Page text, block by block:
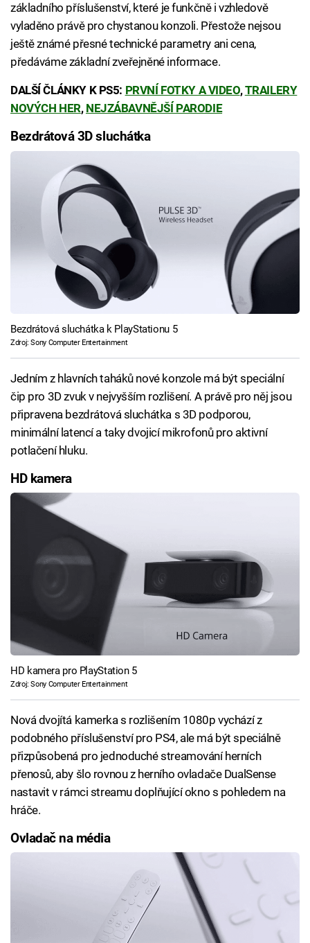
základního příslušenství, které je funkčně i vzhledově
vyladěno právě pro chystanou konzoli. Přestože nejsou
ještě známé přesné technické parametry ani cena,
předáváme základní zveřejněné informace.
DALŠÍ ČLÁNKY K PS5: PRVNÍ FOTKY A VIDEO,TRAILERY
NOVÝCH HER, NEJZÁBAVNĚJŠÍ PARODIE
Bezdrátová 3D sluchátka
Bezdrátová sluchátka k PlayStationu 5
Zdroj: Sony Computer Entertainment
Jedním z hlavních taháků nové konzole má být speciální
čip pro 3D zvuk v nejvyšším rozlišení. A právě pro něj jsou
připravena bezdrátová sluchátka s 3D podporou,
minimální latencí a taky dvojicí mikrofonů pro aktivní
potlačení hluku.
HD kamera
HD kamera pro PlayStation 5
Zdroj: Sony Computer Entertainment
Nová dvojítá kamerka s rozlišením 1080p vychází z
podobného příslušenství pro PS4, ale má být speciálně
přizpůsobená pro jednoduché streamování herních
přenosů, aby šlo rovnou z herního ovladače DualSense
nastavit v rámci streamu doplňující okno s pohledem na
hráče.
Ovladač na média